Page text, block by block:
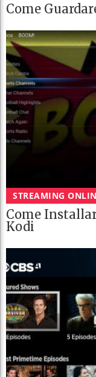
Come
STREAMING
Come
Kodi